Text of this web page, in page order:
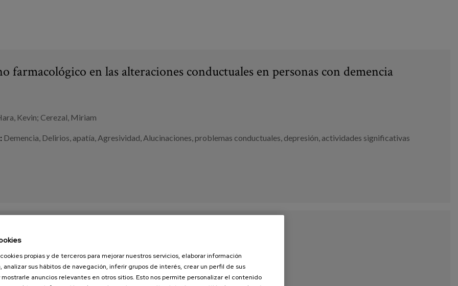
farmacológico en las alteraciones conductuales en personas con demencia
Kevin; Cerezal, Miriam
Demencia, Delirios, apatía, Agresividad, Alucinaciones,problemas conductuales, depresión, actividades significativas
serie Covid-19 y Demencia
C., Diaz-Veiga, P., García, A.
propias y de terceros para mejorar nuestros servicios, elaborar información
analizar sus hábitos de navegación, inferir grupos de interés, crear un perfil de sus
anuncios relevantes en otros sitios. Esto nos permite personalizar el contenido